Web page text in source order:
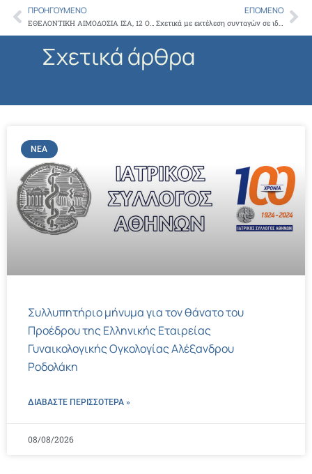
Prev
ΠΡΟΗΓΟΎΜΕΝΟ
ΕΘΕΛΟΝΤΙΚΗ ΑΙΜΟΔΟΣΙΑ ΙΣΑ, 12 ΟΚΤΩΒΡΙΟΥ 2023, 9:00-13:30 (με ειδική άδεια αιμοδοσίας και δωρεάν στάθμευση στο γκαράζ ΙΣΑ)
ΕΠΌΜΕΝΟ
Σχετικά με εκτέλεση συνταγών σε ιδιωτικά φαρμακεία που αφορούν σε χορήγηση του φαρμακευτικού προϊόντος SAXENDA
Σχετικά άρθρα
ΝΈΑ
Συλλυπητήριο μήνυμα για τον θάνατο του
Προέδρου της Ελληνικής Εταιρείας
Γυναικολογικής Ογκολογίας Αλέξανδρου
Ροδολάκη
ΔΙΑΒΑΣΤΕ ΠΕΡΙΣΣΌΤΕΡΑ »
08/08/2026